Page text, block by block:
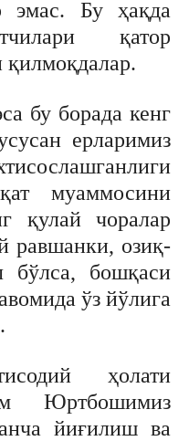
эмас. Бу ҳақда
қатор
қилмоқдалар.
бу борада кенг
ерларимиз
муаммосини
қулай чоралар
равшанки, озиқ-
бўлса, бошқаси
ўз йўлига
ҳолати
Юртбошимиз
йиғилиш ва